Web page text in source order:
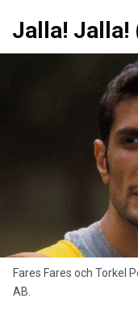
Elisabet Carlsson och
Foto: Sonet Film AB.
Michael Nyqvist
faller för stadstjejen
film är
Jalla!